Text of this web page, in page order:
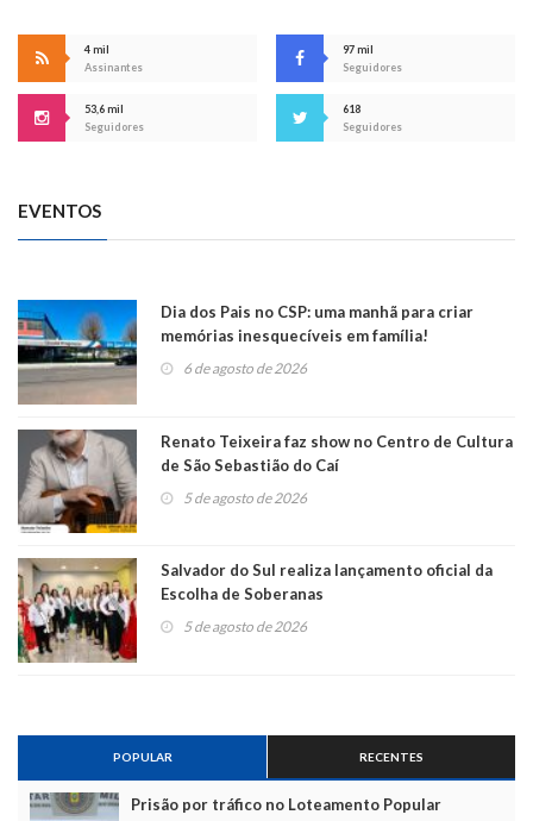
4 mil
Assinantes
97 mil
Seguidores
53,6 mil
Seguidores
618
Seguidores
EVENTOS
Dia dos Pais no CSP: uma manhã para criar
memórias inesquecíveis em família!
6 de agosto de 2026
Renato Teixeira faz show no Centro de Cultura
de São Sebastião do Caí
5 de agosto de 2026
Salvador do Sul realiza lançamento oficial da
Escolha de Soberanas
5 de agosto de 2026
POPULAR RECENTES
Prisão por tráfico no Loteamento Popular